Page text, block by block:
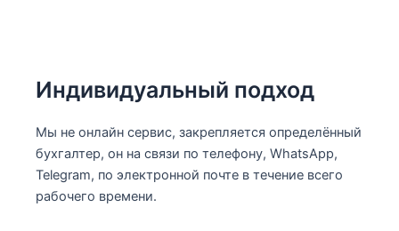
Индивидуальный подход
Мы не онлайн сервис, закрепляется определённый
бухгалтер, он на связи по телефону, WhatsApp,
Telegram, по электронной почте в течение всего
рабочего времени.